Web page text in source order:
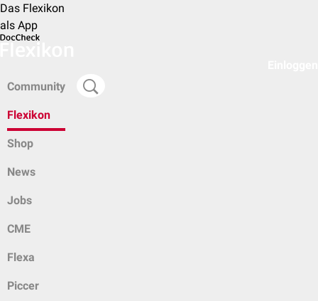
Das Flexikon
als App
Community
Flexikon
Shop
News
Jobs
CME
Flexa
Piccer